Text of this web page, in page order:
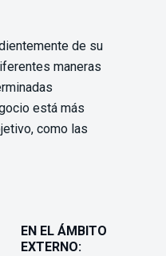
de su
maneras
está más
como las
EN EL ÁMBITO
EXTERNO: